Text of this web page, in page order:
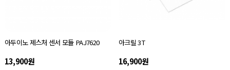
아두이노 제스처 센서 모듈 PAJ7620
13,900원
아크릴 3T
16,900원